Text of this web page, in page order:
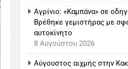
Αγρίνιο: «Καμπάνα» σε
Βρέθηκε γεμιστήρας με
αυτοκίνητο
8 Αυγούστου 2026
Αύγουστος αιχμής στην